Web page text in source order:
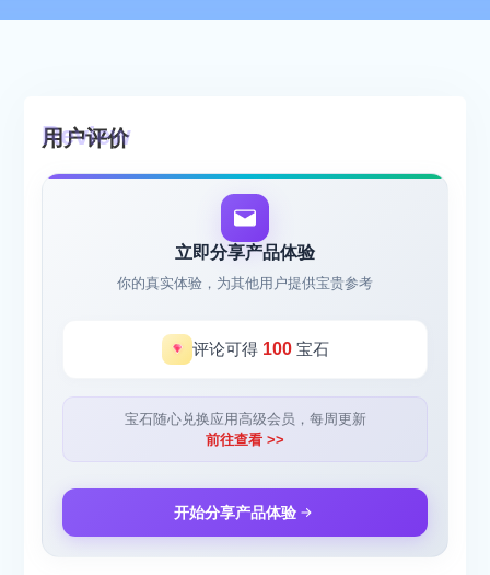
用户评价
立即分享产品体验
你的真实体验，为其他用户提供宝贵参考
评论可得 100宝石
宝石随心兑换应用高级会员，每周更新
前往查看 >>
开始分享产品体验